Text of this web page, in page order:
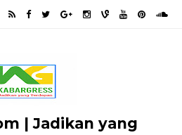
| Jadikan yang